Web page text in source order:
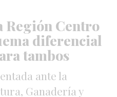
Región Centro
diferencial
tambos
ante la
Ganadería y